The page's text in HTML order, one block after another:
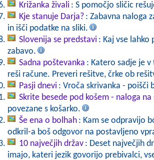
Križanka živali : S pomočjo sličic
Kje stanuje Darja? : Zabavna naloga
in išči podatke na sliki.
Slovenija se predstavi : Kaj vse lahko
zabavo.
Sadna poštevanka : Katero sadje je
reši račune. Preveri rešitve, črke ob
Pasji dnevi : Vroča skrivanka - poišči
Skrite besede pod košem - naloga na
povezane s košarko.
Še ena o bolhah : Kam se odpravijo
odkril-a boš odgovor na postavljeno
10 največjih držav : Deset največjih
imajo, kateri jezik govorijo prebivalci,